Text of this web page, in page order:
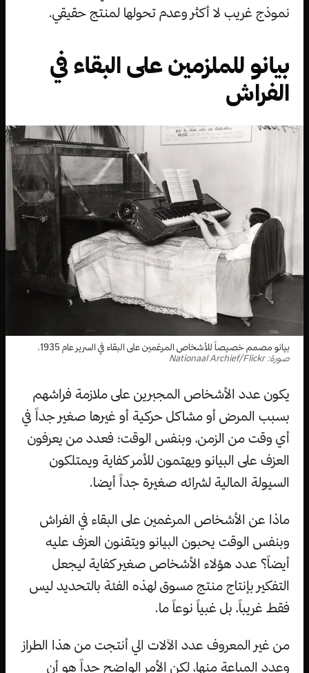
نموذج غريب لا أكثر وعدم تحولها لمنتج حقيقي.
بيانو للملزمين على البقاء في
الفراش
بيانو مصمم خصيصاً للأشخاص المرغمين على البقاء في السرير عام 1935.
صورة: Nationaal Archief/Flickr
يكون عدد الأشخاص المجبرين على ملازمة فراشهم
بسبب المرض أو مشاكل حركية أو غيرها صغير جداً في
أي وقت من الزمن، وبنفس الوقت؛ فعدد من يعرفون
العزف على البيانو ويهتمون للأمر كفاية ويمتلكون
السيولة المالية لشرائه صغيرة جداً أيضا.
ماذا عن الأشخاص المرغمين على البقاء في الفراش
وبنفس الوقت يحبون البيانو ويتقنون العزف عليه
أيضاً؟ عدد هؤلاء الأشخاص صغير كفاية ليجعل
التفكير بإنتاج منتج مسوق لهذه الفئة بالتحديد ليس
فقط غريباً، بل غبياً نوعاً ما.
من غير المعروف عدد الآلات الي أنتجت من هذا الطراز
وعدد المباعة منها، لكن الأمر الواضح جداً هو أن